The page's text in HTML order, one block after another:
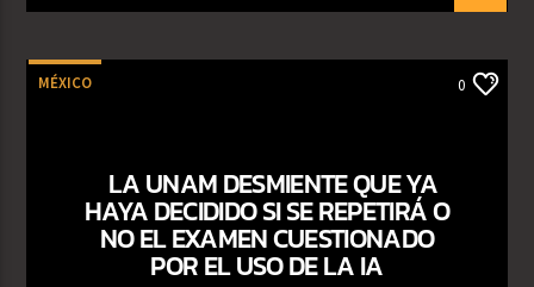
MÉXICO 0
LA UNAM DESMIENTE QUE YA
HAYA DECIDIDO SI SE REPETIRÁ O
NO EL EXAMEN CUESTIONADO
POR EL USO DE LA IA